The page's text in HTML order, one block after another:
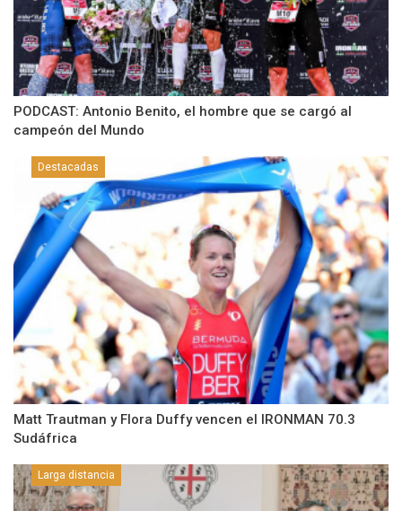
PODCAST: Antonio Benito, el hombre que se cargó al
campeón del Mundo
Destacadas
Matt Trautman y Flora Duffy vencen el IRONMAN 70.3
Sudáfrica
Larga distancia